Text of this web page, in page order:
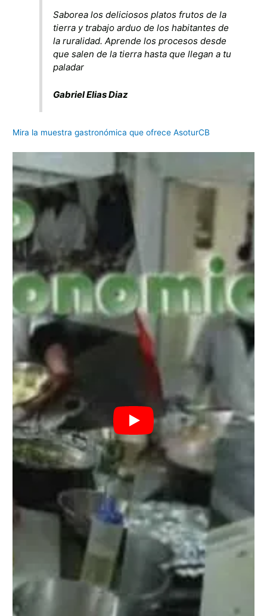
Saborea los deliciosos platos frutos de la
tierra y trabajo arduo de los habitantes de
la ruralidad. Aprende los procesos desde
que salen de la tierra hasta que llegan a tu
paladar
Gabriel Elias Diaz
Mira la muestra gastronómica que ofrece AsoturCB